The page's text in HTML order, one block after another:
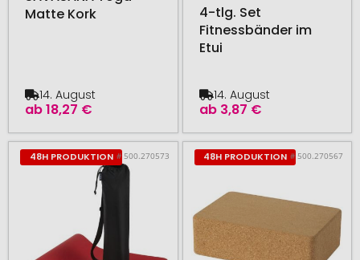
Matte Kork
ab18,27 €
14. August
4-tlg. Set
Fitnessbänder im
Etui
ab 3,87 €
14. August
48H PRODUKTION # 500.270573 48H PRODUKTION # 500.270567